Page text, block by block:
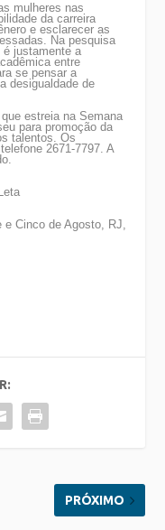
mulheres nas
da carreira
e esclarecer as
Na pesquisa
é justamente a
entre
se pensar a
desigualdade de
estreia na Semana
para promoção da
talentos. Os
2671-7797. A
e Cinco de Agosto, RJ,
PRÓXIMO